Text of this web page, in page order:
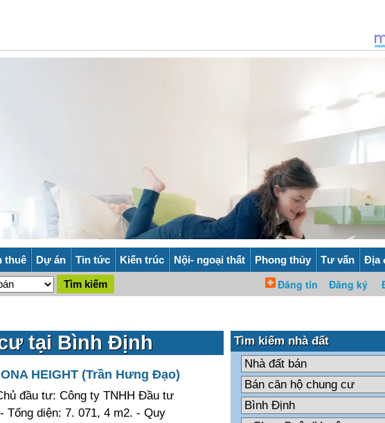
thuê Dự án Tin tức Kiến trúc Nội- ngoại thất Phong thủy Tư vấn Địa
tại Bình Định
HEIGHT (Trần Hưng Đạo)
đầu tư: Công ty TNHH Đầu tư
diện: 7. 071, 4 m2. - Quy
Tìm kiếm nhà đất